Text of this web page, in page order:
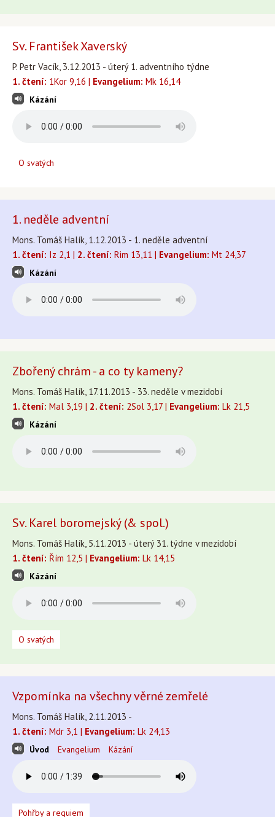
Sv. František Xaverský
P. Petr Vacík, 3.12.2013 - úterý 1. adventního týdne
1. čtení: 1Kor 9,16 | Evangelium: Mk 16,14
Kázání
O svatých
1. neděle adventní
Mons. Tomáš Halík, 1.12.2013 - 1. neděle adventní
1. čtení: Iz 2,1 | 2. čtení: Rim 13,11 | Evangelium: Mt 24,37
Kázání
Zbořený chrám - a co ty kameny?
Mons. Tomáš Halík, 17.11.2013 - 33. neděle v mezidobí
1. čtení: Mal 3,19 | 2. čtení: 2Sol 3,17 | Evangelium: Lk 21,5
Kázání
Sv. Karel boromejský (& spol.)
Mons. Tomáš Halík, 5.11.2013 - úterý 31. týdne v mezidobí
1. čtení: Řím 12,5 | Evangelium: Lk 14,15
Kázání
O svatých
Vzpomínka na všechny věrné zemřelé
Mons. Tomáš Halík, 2.11.2013 -
1. čtení: Mdr 3,1 | Evangelium: Lk 24,13
Úvod Evangelium Kázání
Pohřby a requiem